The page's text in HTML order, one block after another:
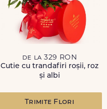
de la 329 RON
Cutie cu trandafiri roșii, roz
și albi
Trimite Flori